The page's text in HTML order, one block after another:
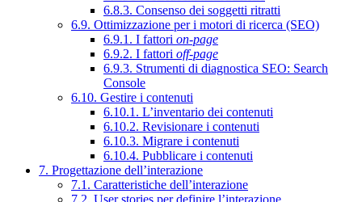
6.8.3. Consenso dei soggetti ritratti
6.9. Ottimizzazione per i motori di ricerca (SEO)
6.9.1. I fattori on-page
6.9.2. I fattori off-page
6.9.3. Strumenti di diagnostica SEO: Search
Console
6.10. Gestire i contenuti
6.10.1. L’inventario dei contenuti
6.10.2. Revisionare i contenuti
6.10.3. Migrare i contenuti
6.10.4. Pubblicare i contenuti
7. Progettazione dell’interazione
7.1. Caratteristiche dell’interazione
7.2. User stories per definire l’interazione